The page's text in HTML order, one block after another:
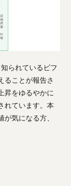
られているビフ
ることが報告さ
昇をゆるやかに
れています。本
気になる方、